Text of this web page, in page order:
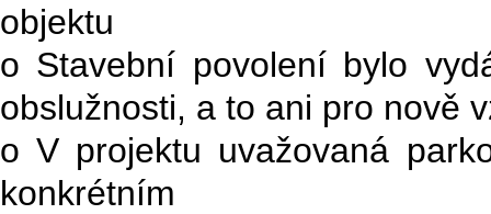
objektu
o Stavební povolení bylo
obslužnosti, a to ani pro nově
o V projektu uvažovaná
konkrétním